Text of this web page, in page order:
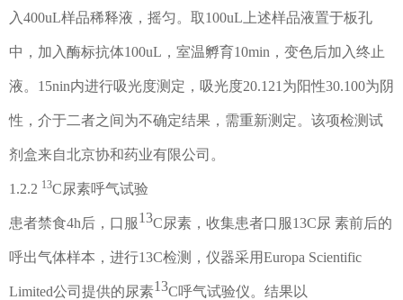
入400uL样品稀释液，摇匀。取100uL 上述样品液置于板孔
中，加入酶标抗体100uL ， 室温孵育10min ， 变色后加入终止
液。 15nin内进行吸光度测定，吸光度20.121 为阳性30.100为阴
性，介于二者之间为不确定结果，需重新测定。该项检测试
剂盒来自北京协和药业有限公司。
1.2.2 13C尿素呼气试验
患者禁食4h后 ， 口服13C尿素 ， 收集患者口服13C尿 素前后的
呼出气体样本 ， 进行13C检测 ， 仪器采用Europa Scientific
Limited公司提供的尿素13C呼气试验仪。结果以